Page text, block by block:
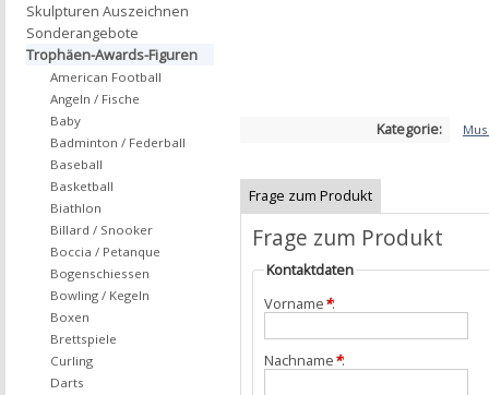
Kategorie:
Frage zum Produkt
Frage zum Produkt
Kontaktdaten
Vorname*:
Nachname*:
Skulpturen Auszeichnen
Sonderangebote
Trophäen-Awards-Figuren
American Football
Angeln / Fische
Baby
Badminton / Federball
Baseball
Basketball
Biathlon
Billard / Snooker
Boccia / Petanque
Bogenschiessen
Bowling / Kegeln
Boxen
Brettspiele
Curling
Darts